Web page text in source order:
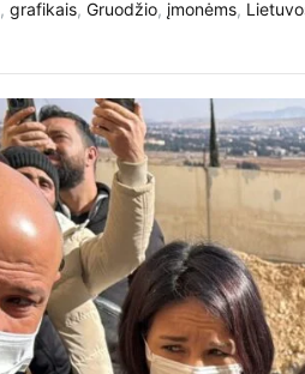
, grafikais, Gruodžio, įmonėms,